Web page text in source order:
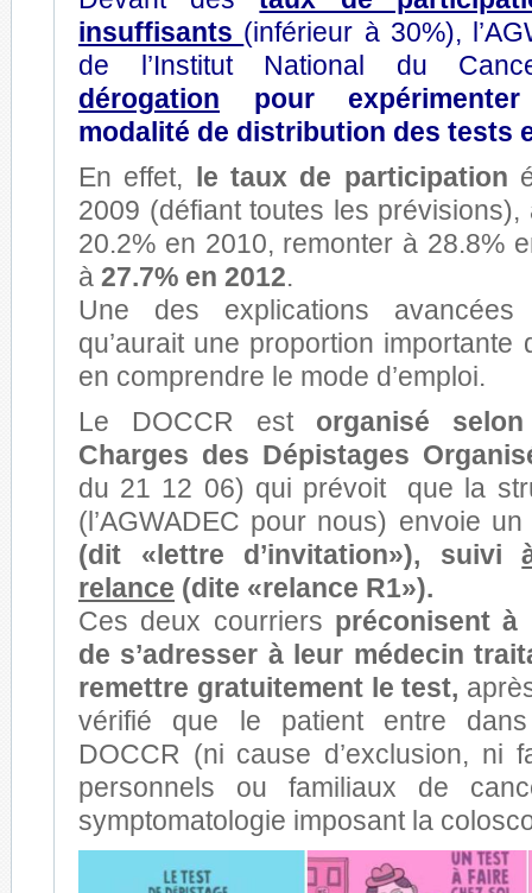
insuffisants (inférieur à 30%),
de l’Institut National du
dérogation pour
modalité de distribution des tests
En effet, le taux de participation
2009 (défiant toutes les
20.2% en 2010, remonter à 28.8%
à 27.7% en 2012.
Une des explications
qu’aurait une proportion importante
en comprendre le mode d’emploi.
Le DOCCR est organisé
Charges des Dépistages
du 21 12 06) qui prévoit que la
(l’AGWADEC pour nous) envoie un
(dit «lettre d’invitation»), suivi
relance (dite «relance R1»).
Ces deux courriers préconisent à
de s’adresser à leur médecin
remettre gratuitement le test,
vérifié que le patient entre
DOCCR (ni cause d’exclusion, ni
personnels ou familiaux de
symptomatologie imposant la